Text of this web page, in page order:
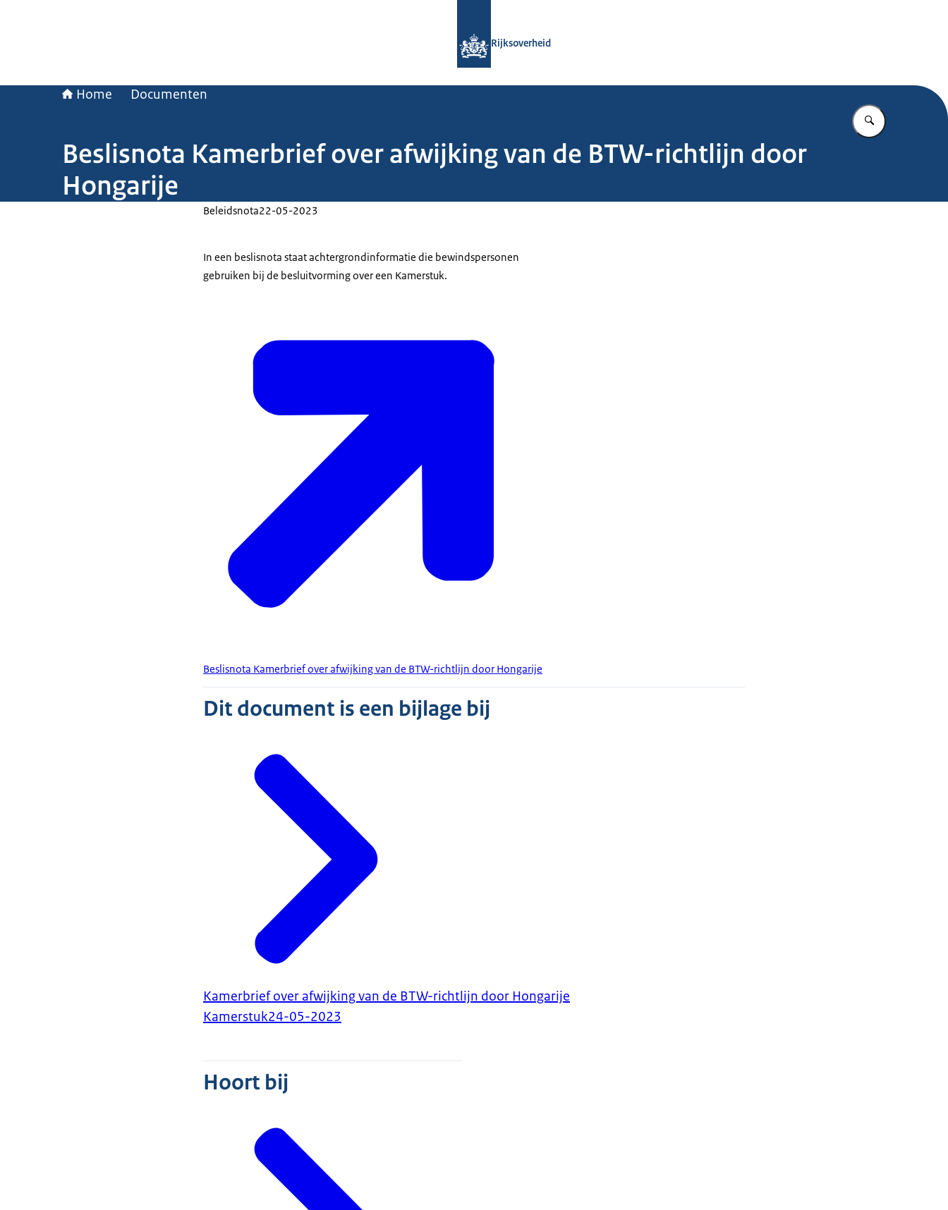
Rijksoverheid
Home Documenten
Vul in wat u
Beslisnota Kamerbrief over afwijking van de BTW-richtlijn door
Hongarije
Beleidsnota22-05-2023
In een beslisnota staat achtergrondinformatie die bewindspersonen
gebruiken bij de besluitvorming over een Kamerstuk.
Beslisnota Kamerbrief over afwijking van de BTW-richtlijn door Hongarije
Dit document is een bijlage bij
Kamerbrief over afwijking van de BTW-richtlijn door Hongarije
Kamerstuk24-05-2023
Hoort bij